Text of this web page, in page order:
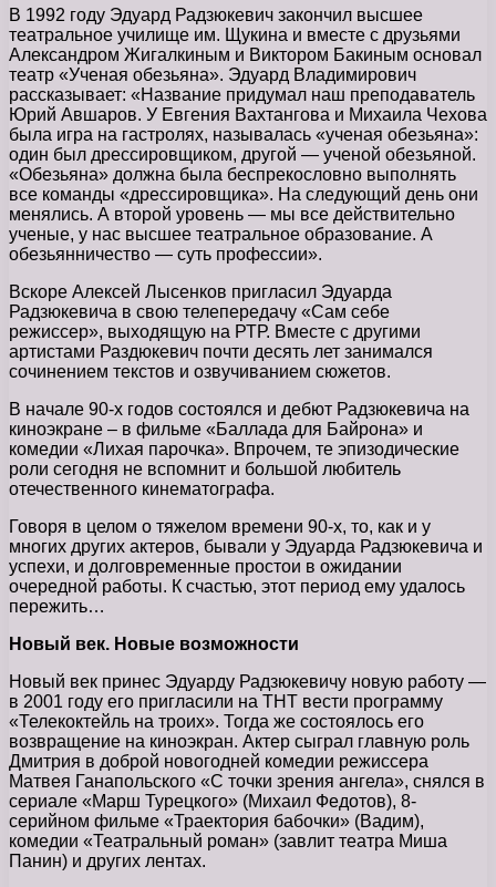
В 1992 году Эдуард Радзюкевич закончил высшее
театральное училище им. Щукина и вместе с друзьями
Александром Жигалкиным и Виктором Бакиным основал
театр «Ученая обезьяна». Эдуард Владимирович
рассказывает: «Название придумал наш преподаватель
Юрий Авшаров. У Евгения Вахтангова и Михаила Чехова
была игра на гастролях, называлась «ученая обезьяна»:
один был дрессировщиком, другой — ученой обезьяной.
«Обезьяна» должна была беспрекословно выполнять
все команды «дрессировщика». На следующий день они
менялись. А второй уровень — мы все действительно
ученые, у нас высшее театральное образование. А
обезьянничество — суть профессии».
Вскоре Алексей Лысенков пригласил Эдуарда
Радзюкевича в свою телепередачу «Сам себе
режиссер», выходящую на РТР. Вместе с другими
артистами Раздюкевич почти десять лет занимался
сочинением текстов и озвучиванием сюжетов.
В начале 90-х годов состоялся и дебют Радзюкевича на
киноэкране – в фильме «Баллада для Байрона» и
комедии «Лихая парочка». Впрочем, те эпизодические
роли сегодня не вспомнит и большой любитель
отечественного кинематографа.
Говоря в целом о тяжелом времени 90-х, то, как и у
многих других актеров, бывали у Эдуарда Радзюкевича и
успехи, и долговременные простои в ожидании
очередной работы. К счастью, этот период ему удалось
пережить…
Новый век. Новые возможности
Новый век принес Эдуарду Радзюкевичу новую работу —
в 2001 году его пригласили на ТНТ вести программу
«Телекоктейль на троих». Тогда же состоялось его
возвращение на киноэкран. Актер сыграл главную роль
Дмитрия в доброй новогодней комедии режиссера
Матвея Ганапольского «С точки зрения ангела», снялся в
сериале «Марш Турецкого» (Михаил Федотов), 8-
серийном фильме «Траектория бабочки» (Вадим),
комедии «Театральный роман» (завлит театра Миша
Панин) и других лентах.